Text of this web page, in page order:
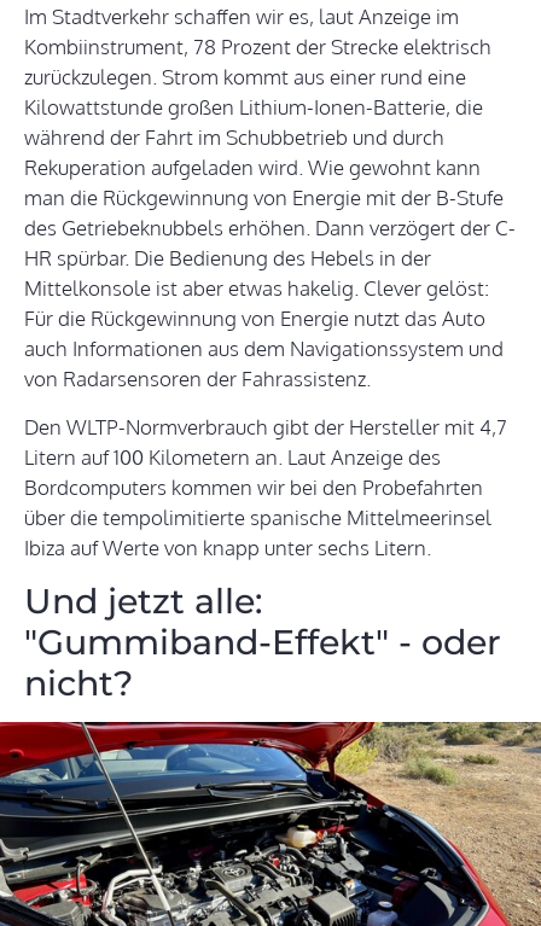
Im Stadtverkehr schaffen wir es, laut Anzeige im
Kombiinstrument, 78 Prozent der Strecke elektrisch
zurückzulegen. Strom kommt aus einer rund eine
Kilowattstunde großen Lithium-Ionen-Batterie, die
während der Fahrt im Schubbetrieb und durch
Rekuperation aufgeladen wird. Wie gewohnt kann
man die Rückgewinnung von Energie mit der B-Stufe
des Getriebeknubbels erhöhen. Dann verzögert der C-
HR spürbar. Die Bedienung des Hebels in der
Mittelkonsole ist aber etwas hakelig. Clever gelöst:
Für die Rückgewinnung von Energie nutzt das Auto
auch Informationen aus dem Navigationssystem und
von Radarsensoren der Fahrassistenz.
Den WLTP-Normverbrauch gibt der Hersteller mit 4,7
Litern auf 100 Kilometern an. Laut Anzeige des
Bordcomputers kommen wir bei den Probefahrten
über die tempolimitierte spanische Mittelmeerinsel
Ibiza auf Werte von knapp unter sechs Litern.
Und jetzt alle:
"Gummiband-Effekt" - oder
nicht?